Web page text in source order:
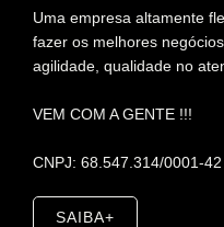
Uma empresa altamente
fazer os melhores
agilidade, qualidade no
VEM COM A GENTE !!!
CNPJ: 68.547.314/0001-42
SAIBA+